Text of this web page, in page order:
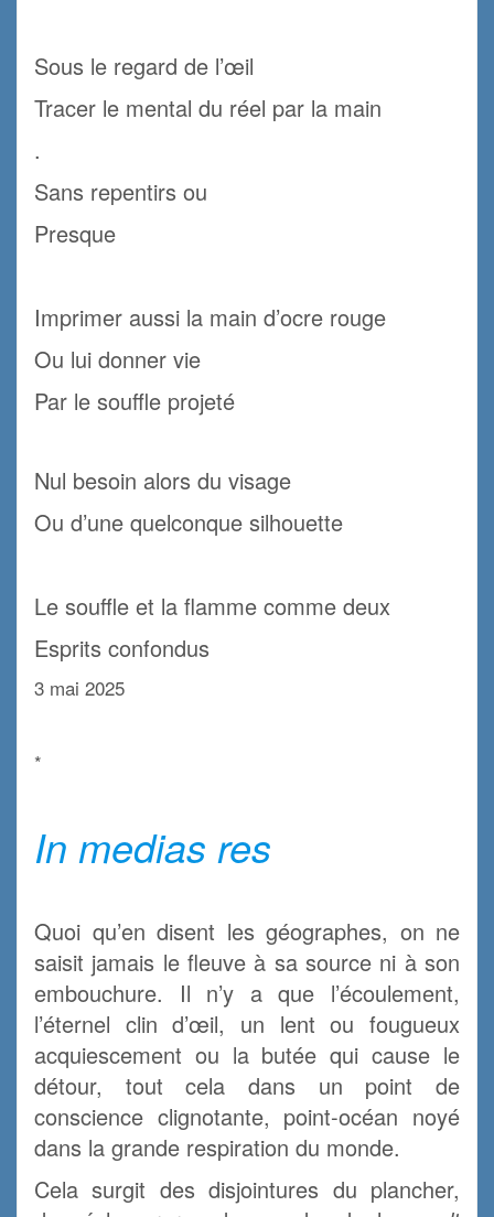
Sous le regard de l’œil
Tracer le mental du réel par la main
.
Sans repentirs ou
Presque
Imprimer aussi la main d’ocre rouge
Ou lui donner vie
Par le souffle projeté
Nul besoin alors du visage
Ou d’une quelconque silhouette
Le souffle et la flamme comme deux
Esprits confondus
3 mai 2025
*
In medias res
Quoi qu’en disent les géographes, on ne
saisit jamais le fleuve à sa source ni à son
embouchure. Il n’y a que l’écoulement,
l’éternel clin d’œil, un lent ou fougueux
acquiescement ou la butée qui cause le
détour, tout cela dans un point de
conscience clignotante, point-océan noyé
dans la grande respiration du monde.
Cela surgit des disjointures du plancher,